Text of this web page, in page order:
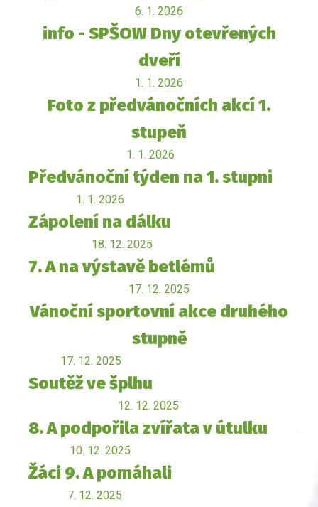
6. 1. 2026
info - SPŠOW Dny otevřených
dveří
1. 1. 2026
Foto z předvánočních akcí 1.
stupeň
1. 1. 2026
Předvánoční týden na 1. stupni
1. 1. 2026
Zápolení na dálku
18. 12. 2025
7. A na výstavě betlémů
17. 12. 2025
Vánoční sportovní akce druhého
stupně
17. 12. 2025
Soutěž ve šplhu
12. 12. 2025
8. A podpořila zvířata v útulku
10. 12. 2025
Žáci 9. A pomáhali
7. 12. 2025